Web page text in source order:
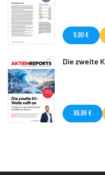
9,90 €
Die zweite
99,99 €